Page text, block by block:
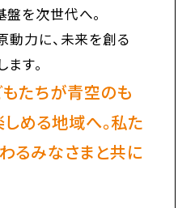
を次世代へ。
動力に、未来を創る
す。
たちが青空のも
める地域へ。私た
るみなさまと共に